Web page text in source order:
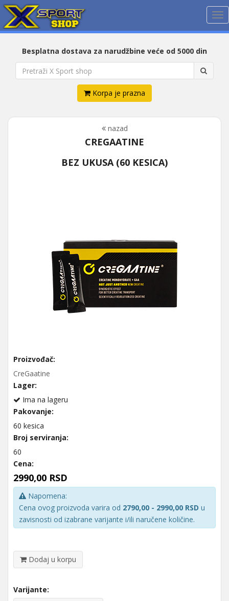
Besplatna dostava za narudžbine veće od 5000 din
Korpa je prazna
nazad
CREGAATINE
BEZ UKUSA (60 KESICA)
Proizvođač:
CreGaatine
Lager:
Ima na lageru
Pakovanje:
60 kesica
Broj serviranja:
60
Cena:
2990,00 RSD
Napomena:
Cena ovog proizvoda varira od 2790,00 - 2990,00 RSD u
zavisnosti od izabrane varijante i/ili naručene količine.
Dodaj u korpu
Varijante: